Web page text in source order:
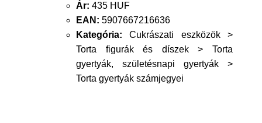
Ár: 435 HUF
EAN: 5907667216636
Kategória: Cukrászati eszközök >
Torta figurák és díszek > Torta
gyertyák, születésnapi gyertyák >
Torta gyertyák számjegyei